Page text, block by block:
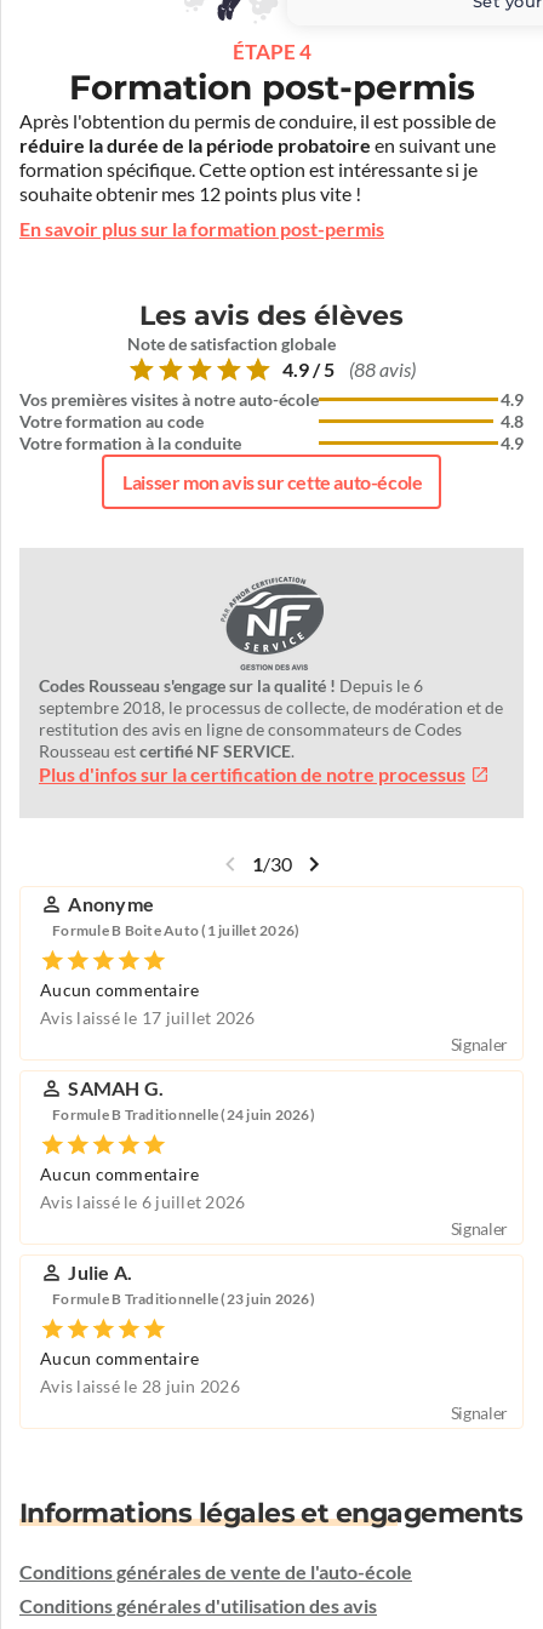
ÉTAPE 4
Formation post-permis
Après l'obtention du permis de conduire, il est possible de
réduire la durée de la période probatoire en suivant une
formation spécifique. Cette option est intéressante si je
souhaite obtenir mes 12 points plus vite !
En savoir plus sur la formation post-permis
Les avis des élèves
Note de satisfaction globale
4.9 / 5 (88 avis)
Vos premières visites à notre auto-école
Votre formation au code
Votre formation à la conduite
4.9
4.8
4.9
Laisser mon avis sur cette auto-école
Codes Rousseau s'engage sur la qualité ! Depuis le 6
septembre 2018, le processus de collecte, de modération et de
restitution des avis en ligne de consommateurs de Codes
Rousseau estcertifié NF SERVICE.
Plus d'infos sur la certification de notre processus
1/30
Anonyme
Formule B Boite Auto (1 juillet 2026)
Aucun commentaire
Avis laissé le 17 juillet 2026
Signaler
SAMAH G.
Formule B Traditionnelle (24 juin 2026)
Aucun commentaire
Avis laissé le 6 juillet 2026
Signaler
Julie A.
Formule B Traditionnelle (23 juin 2026)
Aucun commentaire
Avis laissé le 28 juin 2026
Signaler
Informations légales et engagements
Conditions générales de vente de l'auto-école
Conditions générales d'utilisation des avis